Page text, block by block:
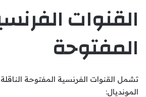
القنوات
المفتوحة
تشمل القنوات الفرنسية المفتوحة
المونديال: